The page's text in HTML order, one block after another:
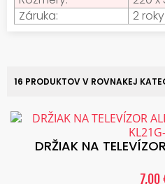
Záruka:
2 roky
16 PRODUKTOV V ROVNAKEJ
DRŽIAK NA
7,00